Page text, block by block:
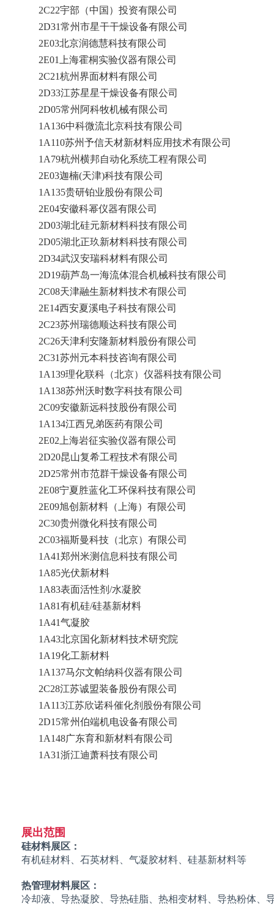
2C22宇部（中国）投资有限公司
2D31常州市星干干燥设备有限公司
2E03北京润德慧科技有限公司
2E01上海霍桐实验仪器有限公司
2C21杭州界面材料有限公司
2D33江苏星星干燥设备有限公司
2D05常州阿科牧机械有限公司
1A136中科微流北京科技有限公司
1A110苏州予信天材新材料应用技术有限公司
1A79杭州横邦自动化系统工程有限公司
2E03迦楠(天津)科技有限公司
1A135贵研铂业股份有限公司
2E04安徽科幂仪器有限公司
2D03湖北硅元新材料科技有限公司
2D05湖北正玖新材料科技有限公司
2D34武汉安瑞科材料有限公司
2D19葫芦岛一海流体混合机械科技有限公司
2C08天津融生新材料技术有限公司
2E14西安夏溪电子科技有限公司
2C23苏州瑞德顺达科技有限公司
2C26天津利安隆新材料股份有限公司
2C31苏州元本科技咨询有限公司
1A139理化联科（北京）仪器科技有限公司
1A138苏州沃时数字科技有限公司
2C09安徽新远科技股份有限公司
1A134江西兄弟医药有限公司
2E02上海岩征实验仪器有限公司
2D20昆山复希工程技术有限公司
2D25常州市范群干燥设备有限公司
2E08宁夏胜蓝化工环保科技有限公司
2E09旭创新材料（上海）有限公司
2C30贵州微化科技有限公司
2C03福斯曼科技（北京）有限公司
1A41郑州米测信息科技有限公司
1A85光伏新材料
1A83表面活性剂/水凝胶
1A81有机硅/硅基新材料
1A41气凝胶
1A43北京国化新材料技术研究院
1A19化工新材料
1A137马尔文帕纳科仪器有限公司
2C28江苏诚盟装备股份有限公司
1A113江苏欣诺科催化剂股份有限公司
2D15常州伯端机电设备有限公司
1A148广东育和新材料有限公司
1A31浙江迪萧科技有限公司
展出范围
硅材料展区 ：
有机硅材料、石英材料、气凝胶材料、硅基新材料等
热管理材料展区 ：
冷却液、导热凝胶、导热硅脂、热相变材料、导热粉体、